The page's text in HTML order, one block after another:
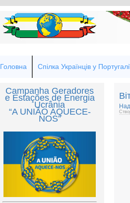
Головна Спілка Українців у
Campanha Geradores
e Estações de Energia
Ucrânia
“A UNIÃO AQUECE-
NOS”